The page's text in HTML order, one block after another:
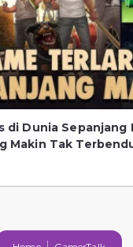
di Dunia Sepanjang
Makin Tak